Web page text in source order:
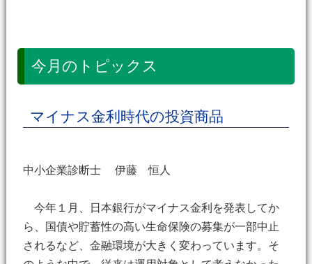
今月のトピックス
マイナス金利時代の投資商品
中小企業診断士 伊藤 恒人
今年１月、日本銀行がマイナス金利を発表してか
ら、国債や貯蓄性の高い生命保険の募集が一部中止
されるなど、金融環境が大きく変わっています。そ